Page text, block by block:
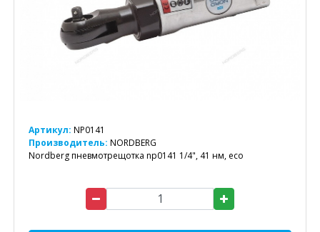
Артикул: NP0141
Производитель: NORDBERG
Nordberg пневмотрещотка np0141 1/4", 41 нм, eco